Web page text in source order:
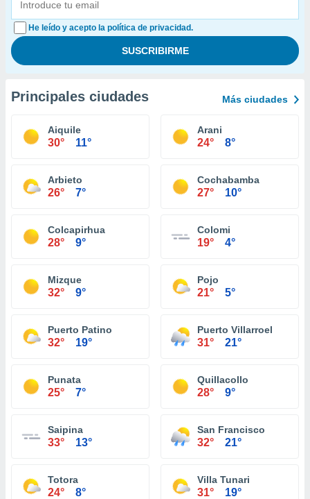
He leído y acepto la política de privacidad.
Principales ciudades Más ciudades
Aiquile
30° 11°
Arani
24° 8°
Arbieto
26° 7°
Cochabamba
27° 10°
Colcapirhua
28° 9°
Colomi
19° 4°
Mizque
32° 9°
Pojo
21° 5°
Puerto Patino
32° 19°
Puerto Villarroel
31° 21°
Punata
25° 7°
Quillacollo
28° 9°
Saipina
33° 13°
San Francisco
32° 21°
Totora
24° 8°
Villa Tunari
31° 19°